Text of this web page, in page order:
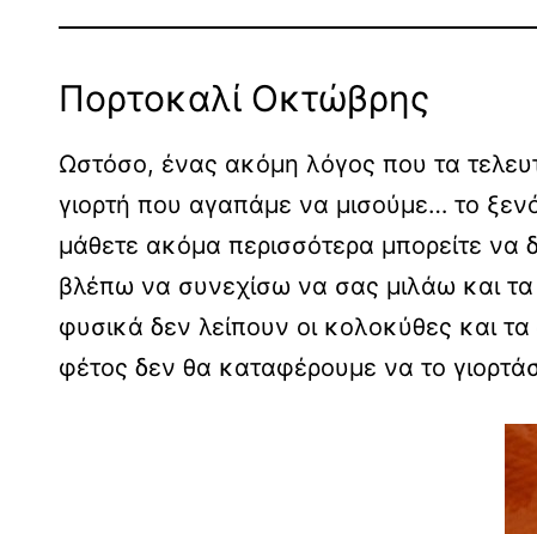
Πορτοκαλί Οκτώβρης
Ωστόσο, ένας ακόμη λόγος που τα
γιορτή που αγαπάμε να μισούμε… το
μάθετε ακόμα περισσότερα μπορείτε να
βλέπω να συνεχίσω να σας μιλάω και
φυσικά δεν λείπουν οι κολοκύθες και
φέτος δεν θα καταφέρουμε να το